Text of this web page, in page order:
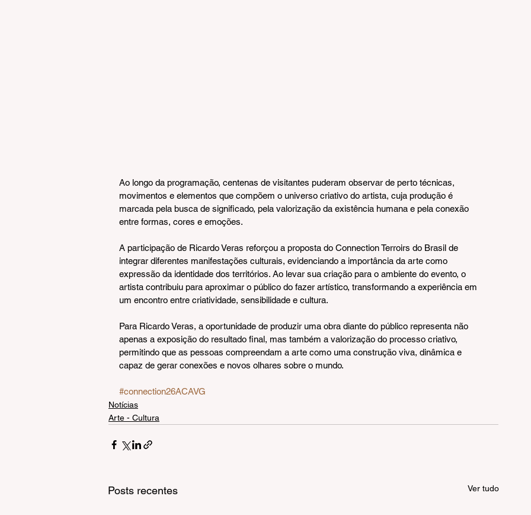
Ao longo da programação, centenas de visitantes puderam observar de perto técnicas,
movimentos e elementos que compõem o universo criativo do artista, cuja produção é
marcada pela busca de significado, pela valorização da existência humana e pela conexão
entre formas, cores e emoções.
A participação de Ricardo Veras reforçou a proposta do Connection Terroirs do Brasil de
integrar diferentes manifestações culturais, evidenciando a importância da arte como
expressão da identidade dos territórios. Ao levar sua criação para o ambiente do evento, o
artista contribuiu para aproximar o público do fazer artístico, transformando a experiência em
um encontro entre criatividade, sensibilidade e cultura.
Para Ricardo Veras, a oportunidade de produzir uma obra diante do público representa não
apenas a exposição do resultado final, mas também a valorização do processo criativo,
permitindo que as pessoas compreendam a arte como uma construção viva, dinâmica e
capaz de gerar conexões e novos olhares sobre o mundo.
#connection26ACAVG
Notícias
Arte - Cultura
Posts recentes Ver tudo